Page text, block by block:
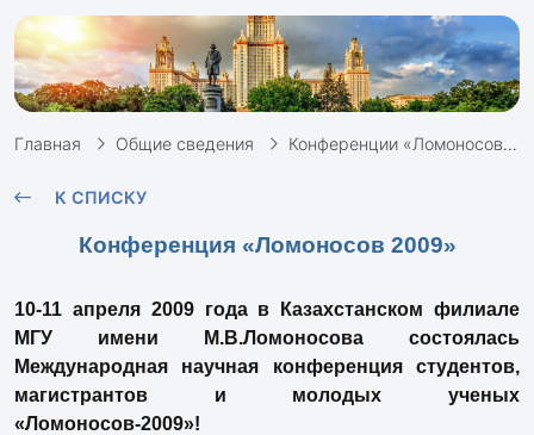
Главная Общие сведения Конференции «Ломоносов»
К СПИСКУ
Конференция «Ломоносов 2009»
10-11 апреля 2009 года в Казахстанском филиале
МГУ имени М.В.Ломоносова состоялась
Международная научная конференция студентов,
магистрантов и молодых ученых
«Ломоносов-2009»!